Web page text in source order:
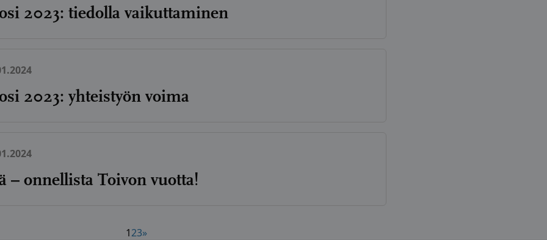
2023: tiedolla vaikuttaminen
2023: yhteistyön voima
– onnellista Toivon vuotta!
123»